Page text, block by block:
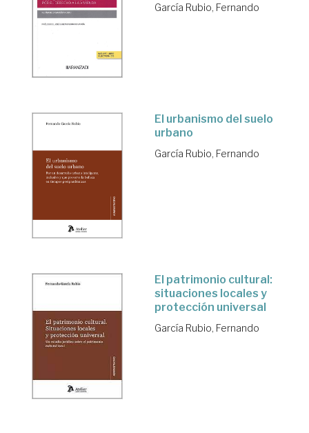
García Rubio, Fernando
El urbanismo del suelo
urbano
García Rubio, Fernando
El patrimonio cultural:
situaciones locales y
protección universal
García Rubio, Fernando